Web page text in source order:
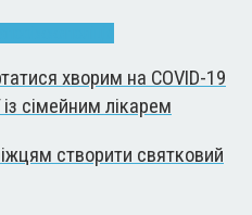
хворим на COVID-19
сімейним лікарем
створити святковий